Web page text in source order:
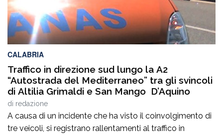
CALABRIA
Traffico in direzione sud lungo la A2
“Autostrada del Mediterraneo” tra gli svincoli
di Altilia Grimaldi e San Mango D’Aquino
di redazione
A causa di un incidente che ha visto il coinvolgimento di
tre veicoli, si registrano rallentamenti al traffico in